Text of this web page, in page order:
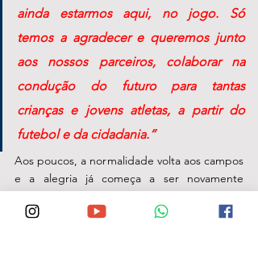
ainda estarmos aqui, no jogo. Só
temos a agradecer e queremos junto
aos nossos parceiros, colaborar na
condução do futuro para tantas
crianças e jovens atletas, a partir do
futebol e da cidadania.”
Aos poucos, a normalidade volta aos campos
e a alegria já começa a ser novamente
estampada no rosto dos que constroem,
agora ainda mais forte, os sonhos possíveis